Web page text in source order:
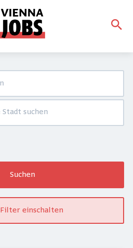
Suchen
Filter einschalten